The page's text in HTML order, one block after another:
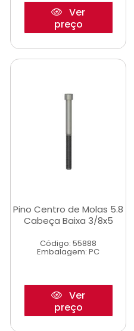
Ver
preço
Pino Centro de Molas 5.8
Cabeça Baixa 3/8x5
Código: 55888
Embalagem: PC
Ver
preço